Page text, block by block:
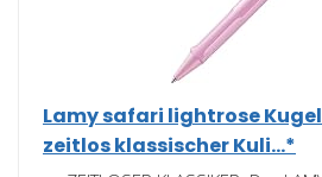
Lamy safari lightrose
zeitlos klassischer Kuli...*